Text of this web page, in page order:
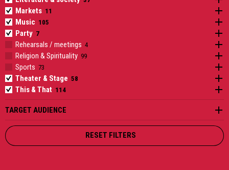
31
Markets
Music
Party
Rehearsals / meetings
Religion & Spirituality
Sports
Theater & Stage
This & That
TARGET AUDIENCE
RESET FILTERS